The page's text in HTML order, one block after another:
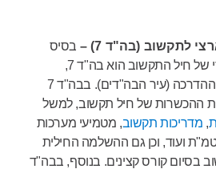
לתקשוב (בה"ד 7) –
בסיס
ההדרכה המרכזי של חיל התקשוב הוא בה"ד 7,
שנמצא בקריית ההדרכה (עיר הבה"דים). בבה"ד 7
ההכשרות של חיל תקשוב, למשל
, מדריכות תקשוב, מטמיעי מערכות
ועוד, וכן גם ההשלמה החילית
בסיום קורס קצינים. בנוסף, בבה"ד